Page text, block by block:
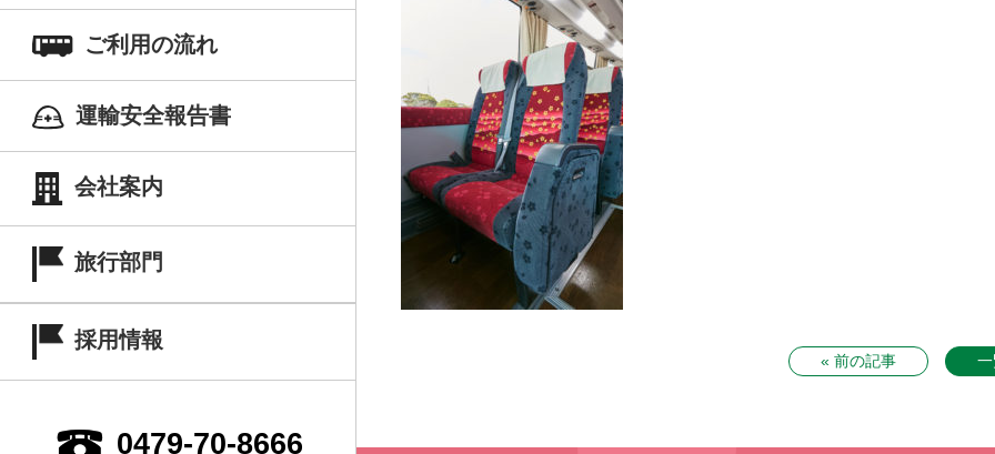
ご利用の流れ
運輸安全報告書
会社案内
旅行部門
採用情報
0479-70-8666
« 前の記事